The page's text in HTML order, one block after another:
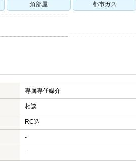
角部屋 都市ガス
専属専任媒介
相談
RC造
-
-